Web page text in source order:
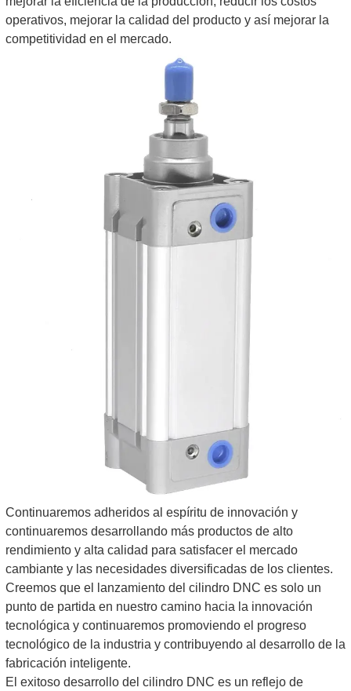
operativos, mejorar la calidad del producto y así mejorar la
competitividad en el mercado.
Continuaremos adheridos al espíritu de innovación y
continuaremos desarrollando más productos de alto
rendimiento y alta calidad para satisfacer el mercado
cambiante y las necesidades diversificadas de los clientes.
Creemos que el lanzamiento del cilindro DNC es solo un
punto de partida en nuestro camino hacia la innovación
tecnológica y continuaremos promoviendo el progreso
tecnológico de la industria y contribuyendo al desarrollo de la
fabricación inteligente.
El exitoso desarrollo del cilindro DNC es un reflejo de